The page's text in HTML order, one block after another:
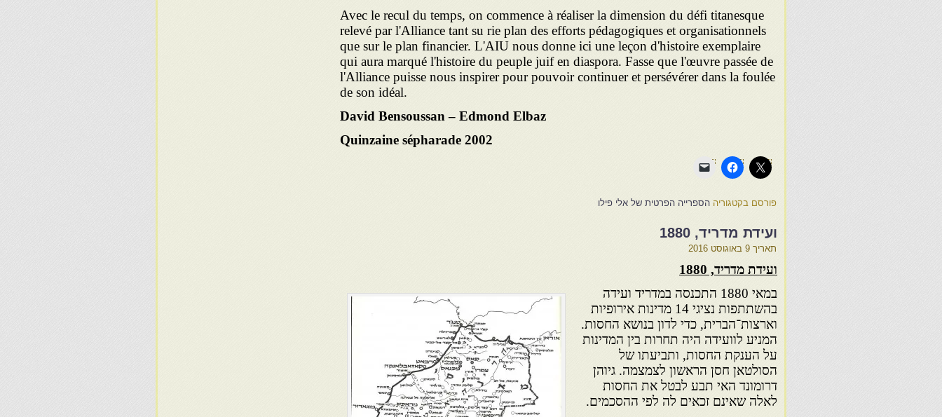
Avec le recul du temps, on commence à réaliser la dimension du défi titanesque
relevé par l'Alliance tant su rie plan des efforts pédagogiques et organisationnels
que sur le plan financier. L'AIU nous donne ici une leçon d'histoire exemplaire
qui aura marqué l'histoire du peuple juif en diaspora. Fasse que l'œuvre passée de
l'Alliance puisse nous inspirer pour pouvoir continuer et persévérer dans la foulée
de son idéal.
David Bensoussan – Edmond Elbaz
Quinzaine sépharade 2002
פורסם בקטגוריה הספרייה הפרטית של אלי פילו
ועידת מדריד, 1880
תאריך 9 באוגוסט 2016
ועידת מדריד, 1880
במאי 1880 התכנסה במדריד ועידה
בהשתתפות נציגי 14 מדינות אירופיות
וארצות־הברית, כדי לדון בנושא החסות.
המניע לוועידה היה תחרות בין המדינות
על הענקת החסות, ותביעתו של
הסולטאן חסן הראשון לצמצמה. גיוהן
דרומונד האי תבע לבטל את החסות
לאלה שאינם זכאים לה לפי ההסכמים.